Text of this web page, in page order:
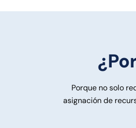
Porque no solo
asignación de